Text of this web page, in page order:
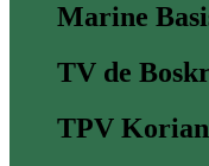
Marine
TV de
TPV